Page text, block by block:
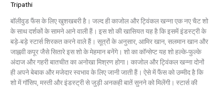
Tripathi
बॉलीवुड फैंस के लिए खुशखबरी है। जल्द ही काजोल और ट्विंकल खन्ना एक नए चैट शो
के साथ दर्शकों के सामने आने वाली हैं। इस शो की खासियत यह है कि इसमें इंडस्ट्री के
बड़े-बड़े स्टार्स शिरकत करने वाले हैं। सूत्रों के अनुसार, आमिर खान, सलमान खान और
जाह्नवी कपूर जैसे सितारे इस शो के मेहमान बनेंगे। शो का कॉन्सेप्ट यह शो हल्के-फुल्के
अंदाज और गहरी बातचीत का अनोखा मिश्रण होगा। काजोल और ट्विंकल खन्ना दोनों
ही अपने बेबाक और मजेदार स्वभाव के लिए जानी जाती हैं। ऐसे में फैंस को उम्मीद है कि
शो में गॉसिप, मस्ती और इंडस्ट्री से जुड़ी अनकही बातें सुनने को मिलेंगी। स्टार्स की